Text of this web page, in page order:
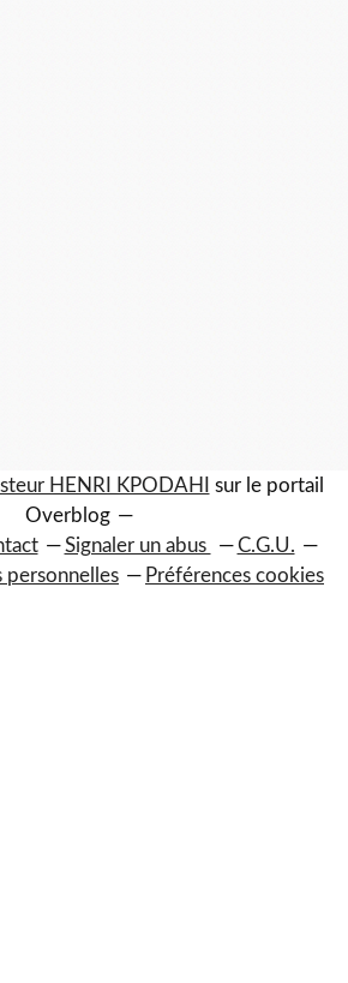
HENRI KPODAHI
sur le portail
Overblog
Signaler un abus
C.G.U.
personnelles
Préférences cookies